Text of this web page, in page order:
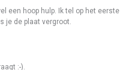
een hoop hulp. Ik tel op het eerste
je de plaat vergroot.
:-).